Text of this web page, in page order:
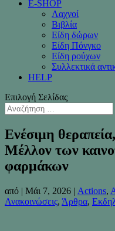
Ε-SHOP
Λαχνοί
Βιβλία
Είδη δώρων
Είδη Πόνγκο
Είδη ρούχων
Συλλεκτικά
HELP
Επιλογή Σελίδας
Ενέσιμη
Μέλλον των
φαρμάκων
από | Μάι 7, 2026 | Actions,
Ανακοινώσεις, Άρθρα,